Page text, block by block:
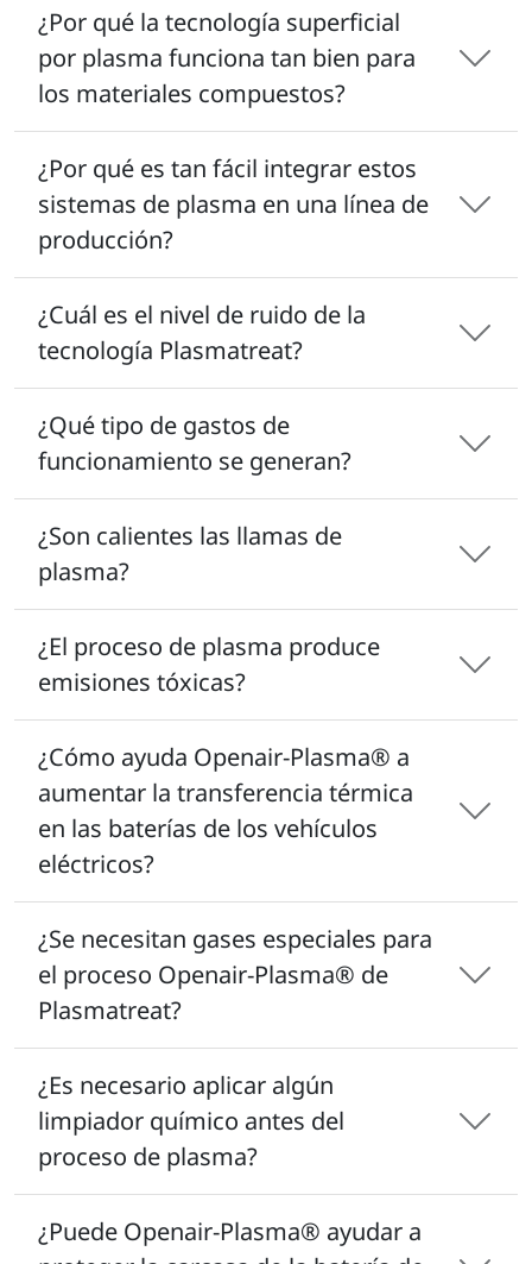
¿Por qué la tecnología superficial
por plasma funciona tan bien para
los materiales compuestos?
¿Por qué es tan fácil integrar estos
sistemas de plasma en una línea de
producción?
¿Cuál es el nivel de ruido de la
tecnología Plasmatreat?
¿Qué tipo de gastos de
funcionamiento se generan?
¿Son calientes las llamas de
plasma?
¿El proceso de plasma produce
emisiones tóxicas?
¿Cómo ayuda Openair-Plasma® a
aumentar la transferencia térmica
en las baterías de los vehículos
eléctricos?
¿Se necesitan gases especiales para
el proceso Openair-Plasma® de
Plasmatreat?
¿Es necesario aplicar algún
limpiador químico antes del
proceso de plasma?
¿Puede Openair-Plasma® ayudar a